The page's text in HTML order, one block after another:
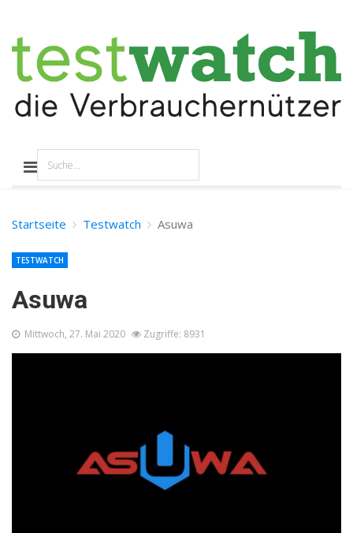
Startseite Testwatch Asuwa
Asuwa
TESTWATCH
Mittwoch, 27. Mai 2020 Zugriffe: 8931